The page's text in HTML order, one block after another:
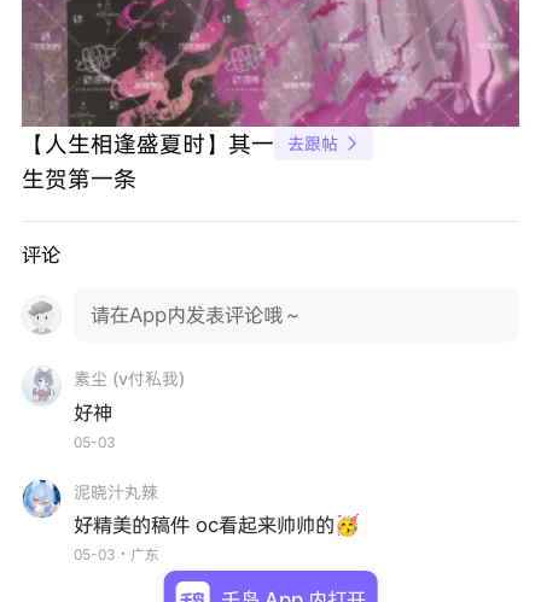
【人生相逢盛夏时】其一 去跟帖 
生贺第一条
评论
请在App内发表评论哦～
素尘 (v付私我)
好神
05-03
泥晓汁丸辣
好精美的稿件 oc看起来帅帅的🥳
05-03・广东